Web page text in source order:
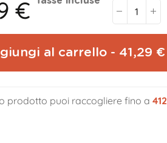
€
al carrello - 41,29 €
prodotto puoi raccogliere fino a412